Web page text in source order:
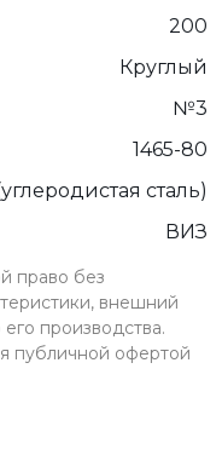
200
Круглый
№3
1465-80
сталь)
ВИЗ
право без
внешний
производства.
публичной офертой